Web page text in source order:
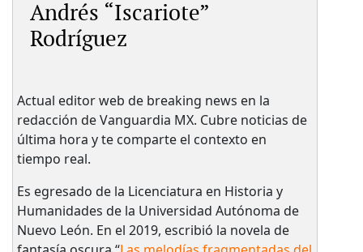
Andrés “Iscariote”
Rodríguez
Actual editor web de breaking news en la
redacción de Vanguardia MX. Cubre noticias de
última hora y te comparte el contexto en
tiempo real.
Es egresado de la Licenciatura en Historia y
Humanidades de la Universidad Autónoma de
Nuevo León. En el 2019, escribió la novela de